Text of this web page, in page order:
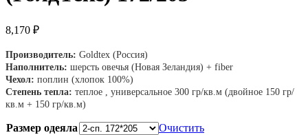
8,170 ₽
Производитель: Goldtex (Россия)
Наполнитель: шерсть овечья (Новая Зеландия) + fiber
Чехол: поплин (хлопок 100%)
Степень тепла: теплое , универсальное 300 гр/кв.м (двойное 150 гр/
кв.м + 150 гр/кв.м)
Размер одеяла
Очистить